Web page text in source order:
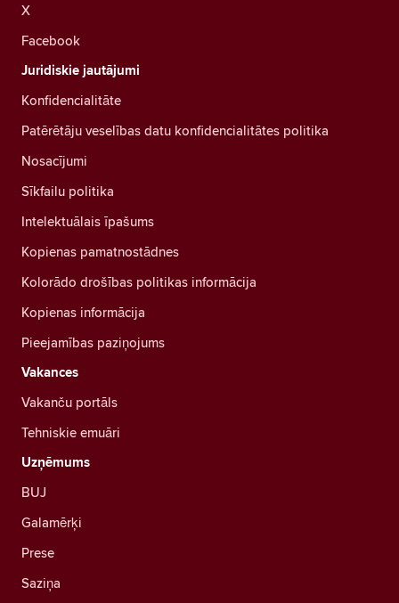
X
Facebook
Juridiskie jautājumi
Konfidencialitāte
Patērētāju veselības datu konfidencialitātes politika
Nosacījumi
Sīkfailu politika
Intelektuālais īpašums
Kopienas pamatnostādnes
Kolorādo drošības politikas informācija
Kopienas informācija
Pieejamības paziņojums
Vakances
Vakanču portāls
Tehniskie emuāri
Uzņēmums
BUJ
Galamērķi
Prese
Saziņa